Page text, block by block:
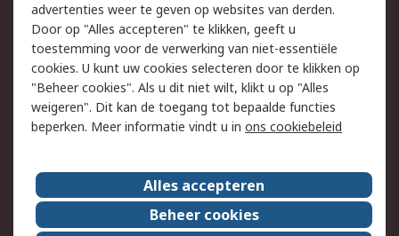
Wettelijk
Cookiebeleid
Email veiligheid
Privacybeleid
Websitevoorwaarden
Algemene
verkoopvoorwaarden
Over RS
RS Group
Over ons
advertenties weer te geven op websites van derden.
Door op "Alles accepteren" te klikken, geeft u
toestemming voor de verwerking van niet-essentiële
cookies. U kunt uw cookies selecteren door te klikken op
"Beheer cookies". Als u dit niet wilt, klikt u op "Alles
weigeren". Dit kan de toegang tot bepaalde functies
beperken. Meer informatie vindt u in ons cookiebeleid
Alles accepteren
Beheer cookies